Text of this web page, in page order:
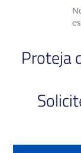
Proteja